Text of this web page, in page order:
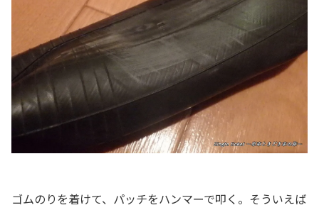
ゴムのりを着けて、パッチをハンマーで叩く。そういえば